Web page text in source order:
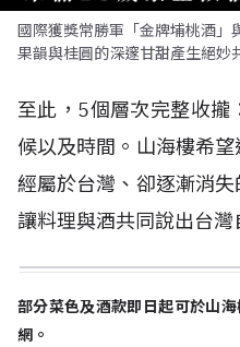
國際獲獎常勝軍「金牌埔桃酒
果韻與桂圓的深邃甘甜產生絕妙
至此，5個層次完整收攏
候以及時間。山海樓希
經屬於台灣、卻逐漸消
讓料理與酒共同說出台灣
部分菜色及酒款即日起可於山
網。